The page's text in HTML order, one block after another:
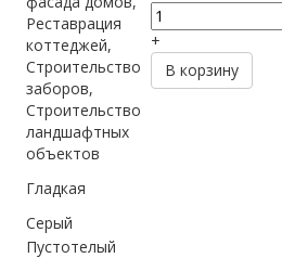
Реставрация
коттеджей,
Строительство
заборов,
Строительство
ландшафтных
объектов
Гладкая
Серый
Пустотелый
+
В корзину